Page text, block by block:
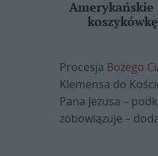
Amerykańskie
Procesja Bożego
Klemensa do
Pana Jezusa –
zobowiązuje –